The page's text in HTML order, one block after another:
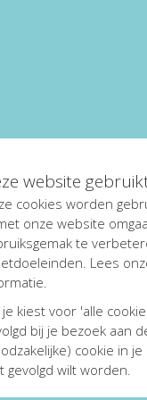
geüpload op
van derde
derden wegens het
van
Kentaa zijn niet
Spectrum
bepalingen van de
Twente geldt te
Spectrum
van Medisch
actiepagina
Twente en
het
website
cookies worden
onze website
te
Lees
je kiest voor 'alle
bij je bezoek aan
cookie in
gevolgd wilt worden.